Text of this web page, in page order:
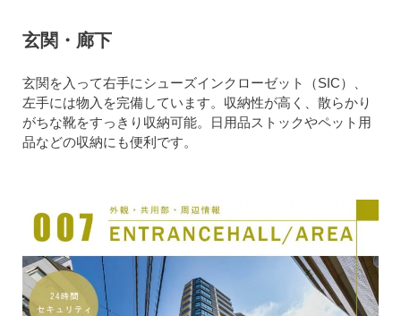
玄関・廊下
玄関を入って右手にシューズインクローゼット（SIC）、
左手には物入を完備しています。収納性が高く、散らかり
がちな靴をすっきり収納可能。日用品ストックやペット用
品などの収納にも便利です。